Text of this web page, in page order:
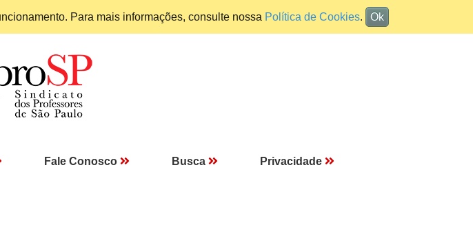
Para mais informações, consulte nossa Política de Cookies. Ok
Fale Conosco Busca Privacidade